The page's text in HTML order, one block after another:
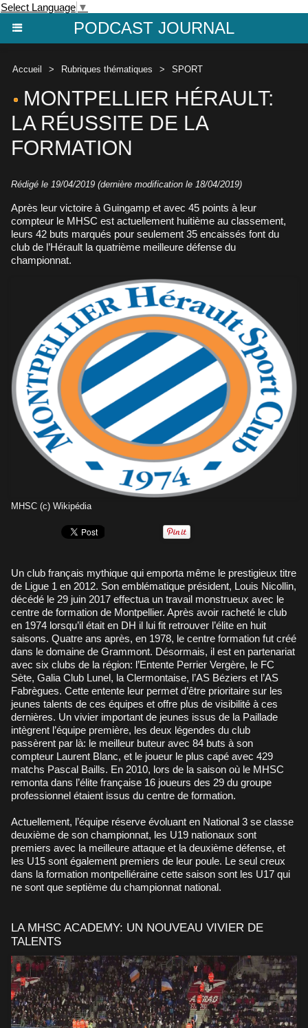
Select Language ▼
PODCAST JOURNAL
Accueil > Rubriques thématiques > SPORT
MONTPELLIER HÉRAULT:
LA RÉUSSITE DE LA
FORMATION
Rédigé le 19/04/2019 (dernière modification le 18/04/2019)
Après leur victoire à Guingamp et avec 45 points à leur
compteur le MHSC est actuellement huitième au classement,
leurs 42 buts marqués pour seulement 35 encaissés font du
club de l’Hérault la quatrième meilleure défense du
championnat.
MHSC (c) Wikipédia
Un club français mythique qui emporta même le prestigieux titre
de Ligue 1 en 2012. Son emblématique président, Louis Nicollin,
décédé le 29 juin 2017 effectua un travail monstrueux avec le
centre de formation de Montpellier. Après avoir racheté le club
en 1974 lorsqu’il était en DH il lui fit retrouver l’élite en huit
saisons. Quatre ans après, en 1978, le centre formation fut créé
dans le domaine de Grammont. Désormais, il est en partenariat
avec six clubs de la région: l’Entente Perrier Vergère, le FC
Sète, Galia Club Lunel, la Clermontaise, l’AS Béziers et l’AS
Fabrègues. Cette entente leur permet d’être prioritaire sur les
jeunes talents de ces équipes et offre plus de visibilité à ces
dernières. Un vivier important de jeunes issus de la Paillade
intègrent l’équipe première, les deux légendes du club
passèrent par là: le meilleur buteur avec 84 buts à son
compteur Laurent Blanc, et le joueur le plus capé avec 429
matchs Pascal Baills. En 2010, lors de la saison où le MHSC
remonta dans l’élite française 16 joueurs des 29 du groupe
professionnel étaient issus du centre de formation.
Actuellement, l’équipe réserve évoluant en National 3 se classe
deuxième de son championnat, les U19 nationaux sont
premiers avec la meilleure attaque et la deuxième défense, et
les U15 sont également premiers de leur poule. Le seul creux
dans la formation montpelliéraine cette saison sont les U17 qui
ne sont que septième du championnat national.
LA MHSC ACADEMY: UN NOUVEAU VIVIER DE
TALENTS